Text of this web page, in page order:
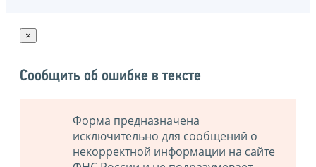
×
Сообщить об ошибке в тексте
Форма предназначена
исключительно для сообщений о
некорректной информации на сайте